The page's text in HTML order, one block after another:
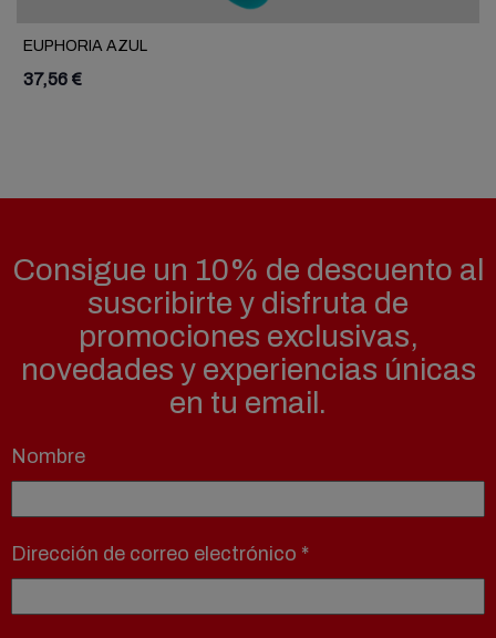
EUPHORIA AZUL
37,56 €
Consigue un 10% de descuento al
suscribirte y disfruta de
promociones exclusivas,
novedades y experiencias únicas
en tu email.
Nombre
Dirección de correo electrónico *